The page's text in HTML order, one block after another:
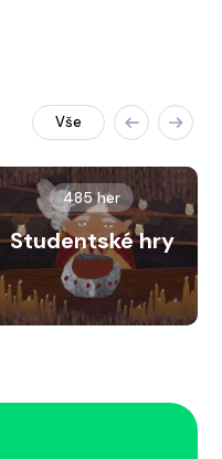
Vše
485 her
Studentské hry